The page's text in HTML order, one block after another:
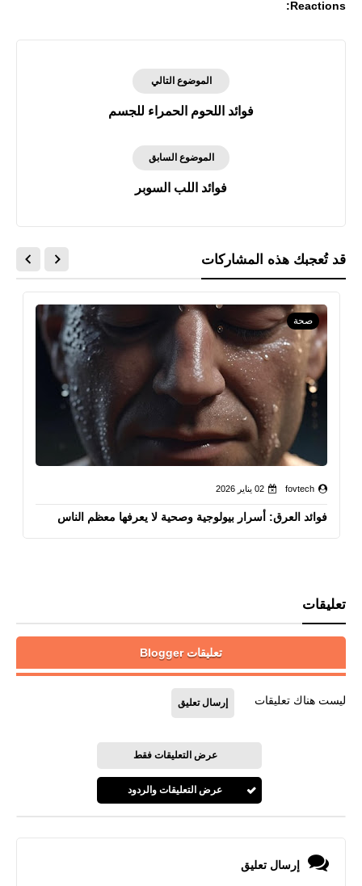
Reactions:
الموضوع التالي
فوائد اللحوم الحمراء للجسم
الموضوع السابق
فوائد اللب السوبر
قد تُعجبك هذه المشاركات
صحة
fovtech 02 يناير 2026
فوائد العرق: أسرار بيولوجية وصحية لا يعرفها معظم الناس
تعليقات
تعليقات Blogger
ليست هناك تعليقات إرسال تعليق
عرض التعليقات فقط
عرض التعليقات والردود
إرسال تعليق